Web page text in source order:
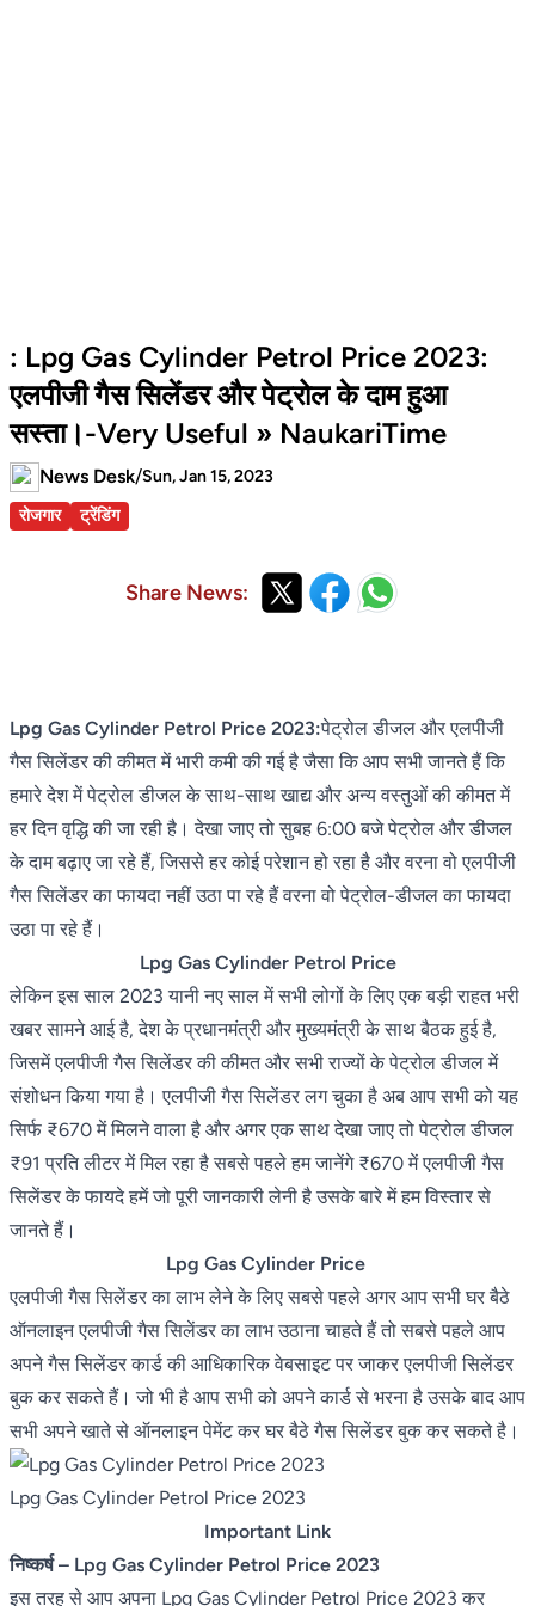
: Lpg Gas Cylinder Petrol Price 2023:
एलपीजी गैस सिलेंडर और पेट्रोल के दाम हुआ
सस्ता।-Very Useful » NaukariTime
News Desk/Sun, Jan 15, 2023
रोजगार
ट्रेंडिंग
Share News:
Lpg Gas Cylinder Petrol Price 2023:पेट्रोल डीजल और एलपीजी
गैस सिलेंडर की कीमत में भारी कमी की गई है जैसा कि आप सभी जानते हैं कि
हमारे देश में पेट्रोल डीजल के साथ-साथ खाद्य और अन्य वस्तुओं की कीमत में
हर दिन वृद्धि की जा रही है। देखा जाए तो सुबह 6:00 बजे पेट्रोल और डीजल
के दाम बढ़ाए जा रहे हैं, जिससे हर कोई परेशान हो रहा है और वरना वो एलपीजी
गैस सिलेंडर का फायदा नहीं उठा पा रहे हैं वरना वो पेट्रोल-डीजल का फायदा
उठा पा रहे हैं।
Lpg Gas Cylinder Petrol Price
लेकिन इस साल 2023 यानी नए साल में सभी लोगों के लिए एक बड़ी राहत भरी
खबर सामने आई है, देश के प्रधानमंत्री और मुख्यमंत्री के साथ बैठक हुई है,
जिसमें एलपीजी गैस सिलेंडर की कीमत और सभी राज्यों के पेट्रोल डीजल में
संशोधन किया गया है। एलपीजी गैस सिलेंडर लग चुका है अब आप सभी को यह
सिर्फ ₹670 में मिलने वाला है और अगर एक साथ देखा जाए तो पेट्रोल डीजल
₹91 प्रति लीटर में मिल रहा है सबसे पहले हम जानेंगे ₹670 में एलपीजी गैस
सिलेंडर के फायदे हमें जो पूरी जानकारी लेनी है उसके बारे में हम विस्तार से
जानते हैं।
Lpg Gas Cylinder Price
एलपीजी गैस सिलेंडर का लाभ लेने के लिए सबसे पहले अगर आप सभी घर बैठे
ऑनलाइन एलपीजी गैस सिलेंडर का लाभ उठाना चाहते हैं तो सबसे पहले आप
अपने गैस सिलेंडर कार्ड की आधिकारिक वेबसाइट पर जाकर एलपीजी सिलेंडर
बुक कर सकते हैं। जो भी है आप सभी को अपने कार्ड से भरना है उसके बाद आप
सभी अपने खाते से ऑनलाइन पेमेंट कर घर बैठे गैस सिलेंडर बुक कर सकते है।
Lpg Gas Cylinder Petrol Price 2023
Important Link
निष्कर्ष – Lpg Gas Cylinder Petrol Price 2023
इस तरह से आप अपना Lpg Gas Cylinder Petrol Price 2023 कर